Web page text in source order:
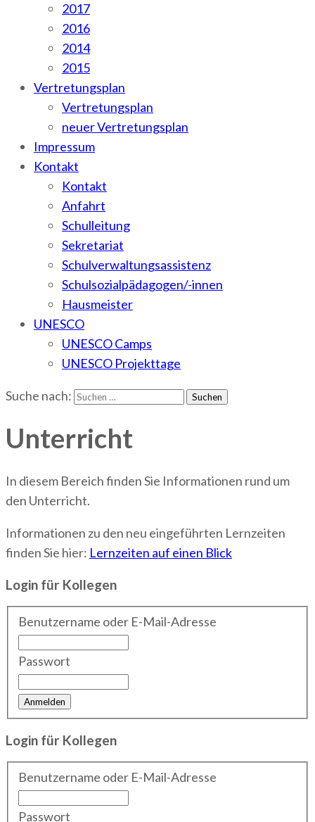
2017
2016
2014
2015
Vertretungsplan
Vertretungsplan
neuer Vertretungsplan
Impressum
Kontakt
Kontakt
Anfahrt
Schulleitung
Sekretariat
Schulverwaltungsassistenz
Schulsozialpädagogen/-innen
Hausmeister
UNESCO
UNESCO Camps
UNESCO Projekttage
Suche nach:
Unterricht
In diesem Bereich finden Sie Informationen rund um
den Unterricht.
Informationen zu den neu eingeführten Lernzeiten
finden Sie hier: Lernzeiten auf einen Blick
Login für Kollegen
Benutzername oder E-Mail-Adresse
Passwort
Login für Kollegen
Benutzername oder E-Mail-Adresse
Passwort